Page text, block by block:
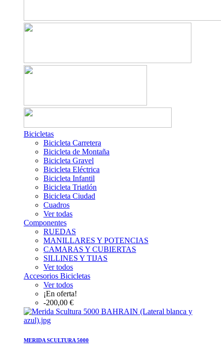
Bicicletas
Bicicleta Carretera
Bicicleta de Montaña
Bicicleta Gravel
Bicicleta Eléctrica
Bicicleta Infantil
Bicicleta Triatlón
Bicicleta Ciudad
Cuadros
Ver todas
Componentes
RUEDAS
MANILLARES Y POTENCIAS
CAMARAS Y CUBIERTAS
SILLINES Y TIJAS
Ver todos
Accesorios Bicicletas
Ver todos
¡En oferta!
-200,00 €
MERIDA SCULTURA 5000